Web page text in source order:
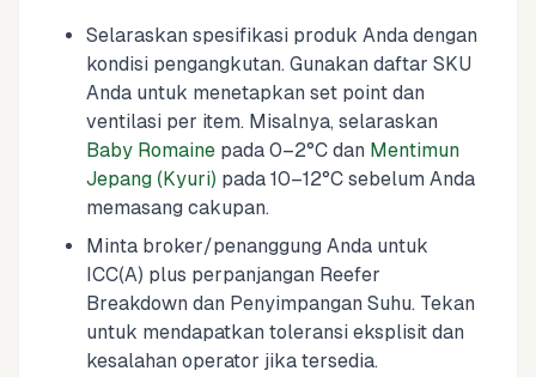
Selaraskan spesifikasi produk Anda dengan
kondisi pengangkutan. Gunakan daftar SKU
Anda untuk menetapkan set point dan
ventilasi per item. Misalnya, selaraskan
Baby Romaine pada 0–2°C dan Mentimun
Jepang (Kyuri) pada 10–12°C sebelum Anda
memasang cakupan.
Minta broker/penanggung Anda untuk
ICC(A) plus perpanjangan Reefer
Breakdown dan Penyimpangan Suhu. Tekan
untuk mendapatkan toleransi eksplisit dan
kesalahan operator jika tersedia.